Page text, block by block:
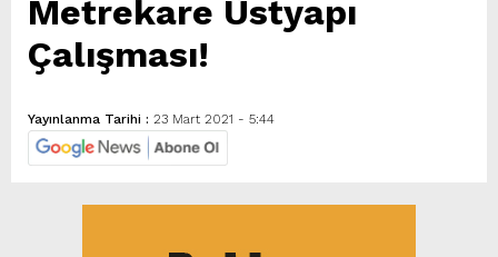
Metrekare Üstyapı
Çalışması!
Yayınlanma Tarihi : 23 Mart 2021 - 5:44